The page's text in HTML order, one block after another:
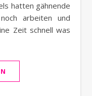
hatten gähnende
arbeiten und
Zeit schnell was